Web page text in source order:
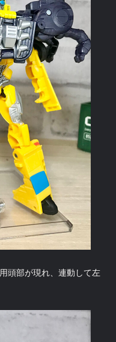
頭部が現れ、連動して左